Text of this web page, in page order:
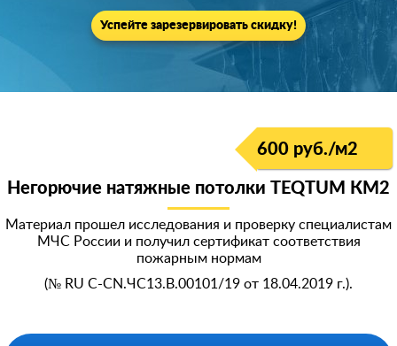
Успейте зарезервировать скидку!
600 руб./м2
Негорючие натяжные потолки TEQTUM КМ2
Материал прошел исследования и проверку специалистам
МЧС России и получил сертификат соответствия
пожарным нормам
(№ RU C-CN.ЧС13.В.00101/19 от 18.04.2019 г.).